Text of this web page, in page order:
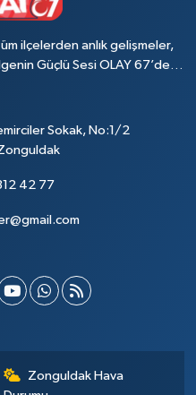
ilçelerden anlık gelişmeler,
Güçlü Sesi OLAY 67’de…
Sokak, No:1/2
42 77
Zonguldak Hava